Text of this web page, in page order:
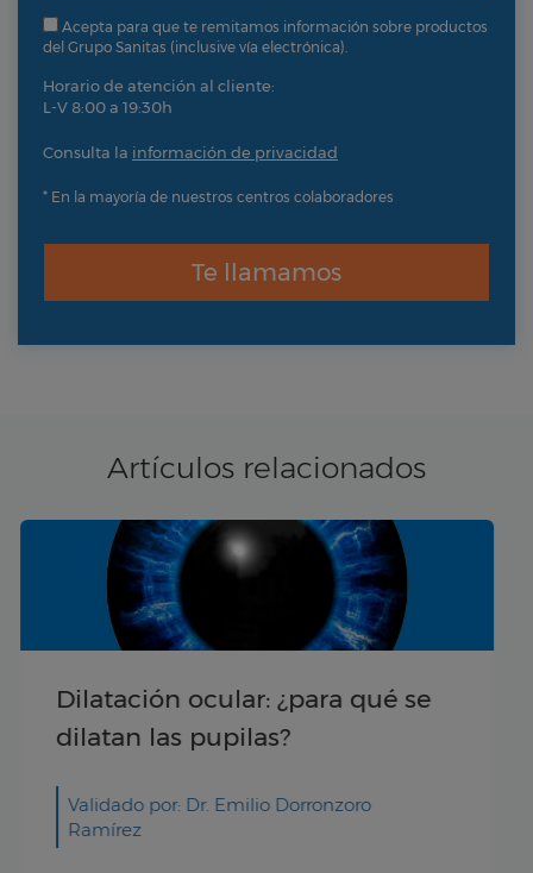
Acepta para que te remitamos información sobre productos
del Grupo Sanitas (inclusive vía electrónica).
Horario de atención al cliente:
L-V 8:00 a 19:30h
Consulta la información de privacidad
* En la mayoría de nuestros centros colaboradores
Te llamamos
Artículos relacionados
Controlar la irritación de los ojos
a causa del cloro
Validado por: Dr. Emilio Dorronzoro
Ramírez